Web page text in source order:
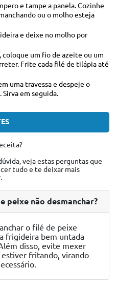
e tampe a panela. Cozinhe
ou o molho esteja
e deixe no molho por
um fio de azeite ou um
Frite cada filé de tilápia até
uma travessa e despeje o
Sirva em seguida.
veja estas perguntas que
tudo e te deixar mais
peixe não desmanchar?
o filé de peixe
frigideira bem untada
disso, evite mexer
fritando, virando